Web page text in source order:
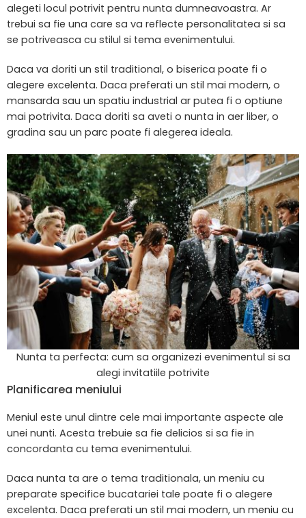
alegeti locul potrivit pentru nunta dumneavoastra. Ar
trebui sa fie una care sa va reflecte personalitatea si sa
se potriveasca cu stilul si tema evenimentului.
Daca va doriti un stil traditional, o biserica poate fi o
alegere excelenta. Daca preferati un stil mai modern, o
mansarda sau un spatiu industrial ar putea fi o optiune
mai potrivita. Daca doriti sa aveti o nunta in aer liber, o
gradina sau un parc poate fi alegerea ideala.
Nunta ta perfecta: cum sa organizezi evenimentul si sa
alegi invitatiile potrivite
Planificarea meniului
Meniul este unul dintre cele mai importante aspecte ale
unei nunti. Acesta trebuie sa fie delicios si sa fie in
concordanta cu tema evenimentului.
Daca nunta ta are o tema traditionala, un meniu cu
preparate specifice bucatariei tale poate fi o alegere
excelenta. Daca preferati un stil mai modern, un meniu cu